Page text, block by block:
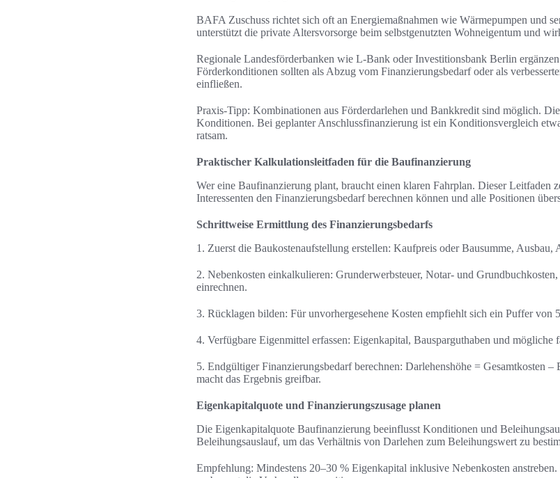
BAFA Zuschuss richtet sich oft an Energiemaßnahmen wie Wärmepumpen und
unterstützt die private Altersvorsorge beim selbstgenutzten Wohneigentum und
Regionale Landesförderbanken wie L-Bank oder Investitionsbank Berlin
Förderkonditionen sollten als Abzug vom Finanzierungsbedarf oder als
einfließen.
Praxis-Tipp: Kombinationen aus Förderdarlehen und Bankkredit sind möglich.
Konditionen. Bei geplanter Anschlussfinanzierung ist ein Konditionsvergleich
ratsam.
Praktischer Kalkulationsleitfaden für die Baufinanzierung
Wer eine Baufinanzierung plant, braucht einen klaren Fahrplan. Dieser Leitfaden
Interessenten den Finanzierungsbedarf berechnen können und alle Positionen
Schrittweise Ermittlung des Finanzierungsbedarfs
1. Zuerst die Baukostenaufstellung erstellen: Kaufpreis oder Bausumme, Ausbau,
2. Nebenkosten einkalkulieren: Grunderwerbsteuer, Notar- und
einrechnen.
3. Rücklagen bilden: Für unvorhergesehene Kosten empfiehlt sich ein Puffer von
4. Verfügbare Eigenmittel erfassen: Eigenkapital, Bausparguthaben und mögliche
5. Endgültiger Finanzierungsbedarf berechnen: Darlehenshöhe = Gesamtkosten
macht das Ergebnis greifbar.
Eigenkapitalquote und Finanzierungszusage planen
Die Eigenkapitalquote Baufinanzierung beeinflusst Konditionen und
Beleihungsauslauf, um das Verhältnis von Darlehen zum Beleihungswert zu
Empfehlung: Mindestens 20–30 % Eigenkapital inklusive Nebenkosten